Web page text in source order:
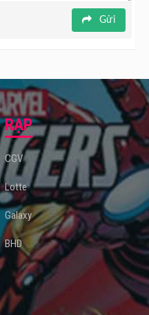
Gửi
RẠP
CGV
Lotte
Galaxy
BHD